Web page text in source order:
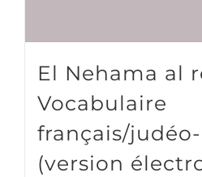
El Nehama al
Vocabulaire
français/
(version